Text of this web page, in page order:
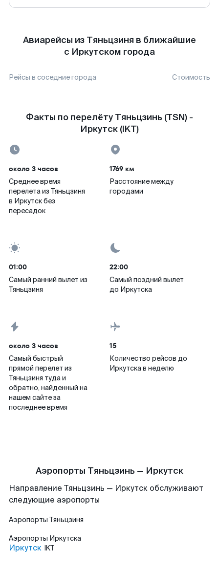
Авиарейсы из Тяньцзиня в ближайшие
с Иркутском города
Рейсы в соседние города Стоимость
Факты по перелёту Тяньцзинь (TSN) -
Иркутск (IKT)
около 3 часов
Среднее время
перелета из Тяньцзиня
в Иркутск без
пересадок
1769 км
Расстояние между
городами
01:00
Самый ранний вылет из
Тяньцзиня
22:00
Самый поздний вылет
до Иркутска
около 3 часов
Самый быстрый
прямой перелет из
Тяньцзиня туда и
обратно, найденный на
нашем сайте за
последнее время
15
Количество рейсов до
Иркутска в неделю
Аэропорты Тяньцзинь — Иркутск
Направление Тяньцзинь — Иркутск обслуживают
следующие аэропорты
Аэропорты Тяньцзиня
Аэропорты Иркутска
Иркутск IKT